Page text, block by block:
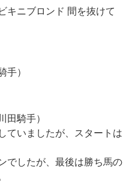
キニブロンド 間を抜けて
手）
騎手）
ていましたが、スタートは
でしたが、最後は勝ち馬の